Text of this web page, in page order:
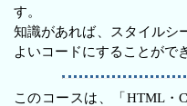
す。
知識があれば、スタイルシ
よいコードにすることがで
このコースは、「HTML・